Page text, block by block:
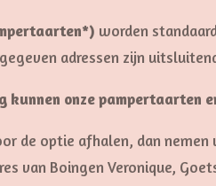
worden
adressen zijn
onze pampertaarten
de optie afhalen, dan
van Boingen Veronique,